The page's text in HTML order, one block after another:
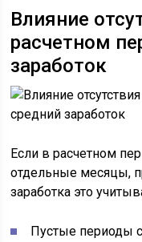
Влияние
расчетном
заработок
Если в расчетном
отдельные месяцы,
заработка это
Пустые периоды